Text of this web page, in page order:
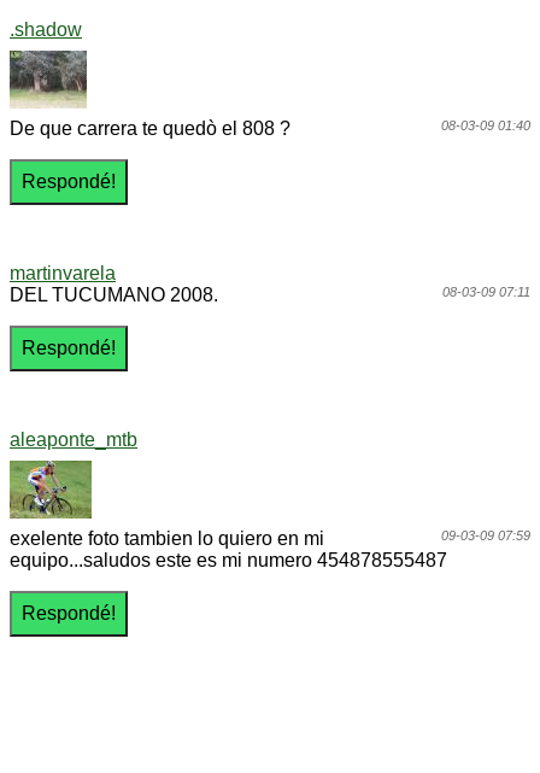
.shadow
08-03-09 01:40
De que carrera te quedò el 808 ?
martinvarela
08-03-09 07:11
DEL TUCUMANO 2008.
aleaponte_mtb
09-03-09 07:59
exelente foto tambien lo quiero en mi
equipo...saludos este es mi numero 454878555487